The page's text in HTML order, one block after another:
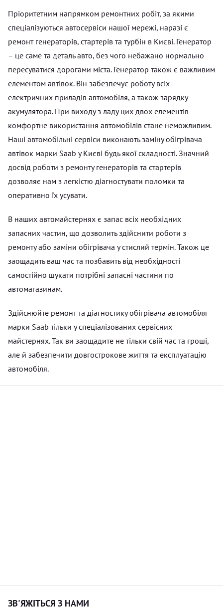
Пріоритетним напрямком ремонтних робіт, за якими
спеціалізуються автосервіси нашої мережі, наразі є
ремонт генераторів, стартерів та турбін в Києві. Генератор
– це саме та деталь авто, без чого небажано нормально
пересуватися дорогами міста. Генератор також є важливим
елементом автівок. Він забезпечує роботу всіх
електричних приладів автомобіля, а також зарядку
акумулятора. При виходу з ладу цих двох елементів
комфортне використання автомобілів стане неможливим.
Наші автомобільні сервіси виконають заміну обігрівача
автівок марки Saab у Києві будь якої складності. Значний
досвід роботи з ремонту генераторів та стартерів
дозволяє нам з легкістю діагностувати поломки та
оперативно їх усувати.
В наших автомайстернях є запас всіх необхідних
запасних частин, що дозволить здійснити роботи з
ремонту або заміни обігрівача у стислий термін. Також це
заощадить ваш час та позбавить від необхідності
самостійно шукати потрібні запасні частини по
автомагазинам.
Здійснюйте ремонт та діагностику обігрівача автомобіля
марки Saab тільки у спеціалізованих сервісних
майстернях. Так ви заощадите не тільки свій час та гроші,
але й забезпечити довгострокове життя та експлуатацію
автомобіля.
ЗВ'ЯЖІТЬСЯ З НАМИ